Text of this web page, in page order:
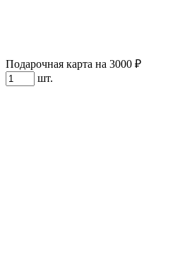
Подарочная карта на 3000 ₽
шт.